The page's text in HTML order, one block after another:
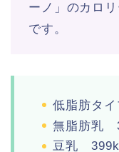
ーノ」のカロ
です。
低脂肪タ
無脂肪乳
豆乳